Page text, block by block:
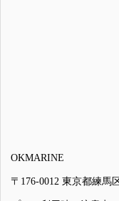
OKMARINE
〒176-0012 東京都練馬